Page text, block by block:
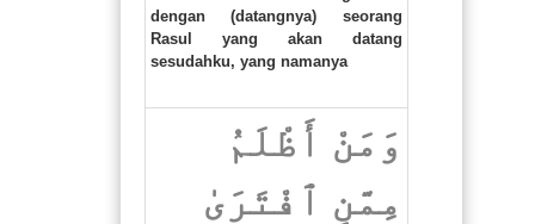
dengan (datangnya) seorang
Rasul yang akan datang
sesudahku, yang namanya
وَمَنْ أَظْلَمُ
مِمَّنِ ٱفْتَرَىٰ